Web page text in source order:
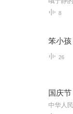
8
笨小孩
26
国庆节